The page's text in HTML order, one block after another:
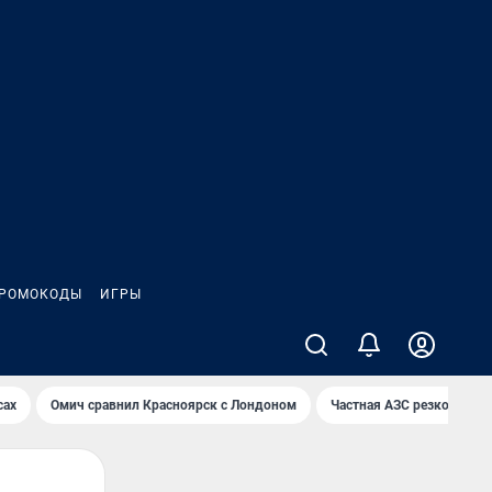
ИГРЫ
Омич сравнил Красноярск с Лондоном Частная АЗС резко